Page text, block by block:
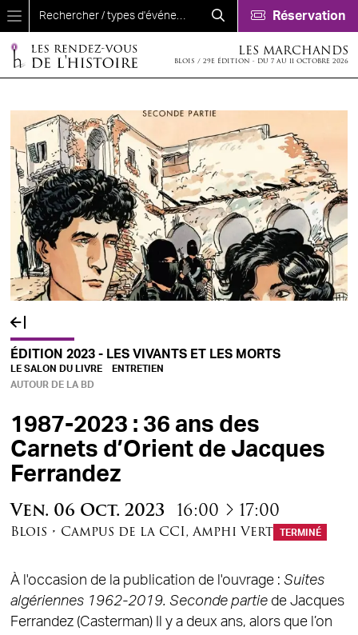
Aller au contenu principal
Réservation
LES MARCHANDS
BLOIS / 29E ÉDITION - DU 7 AU 11 OCTOBRE 2026
ÉDITION 2023 - LES VIVANTS ET LES MORTS
LE SALON DU LIVRE
ENTRETIEN
AUTOUR DE LA BD
1987-2023 : 36 ans des
Carnets d’Orient de Jacques
Ferrandez
Ven. 06 Oct. 2023 16:00 à17:00
Blois • Campus de la CCI, Amphi Vert TERMINÉ
À l'occasion de la publication de l'ouvrage : Suites
algériennes 1962-2019. Seconde partiede Jacques
Ferrandez (Casterman) Il y a deux ans, alors que l’on